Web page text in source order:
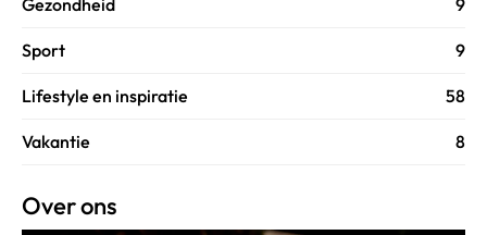
Gezondheid 9
Sport 9
Lifestyle en inspiratie 58
Vakantie 8
Over ons